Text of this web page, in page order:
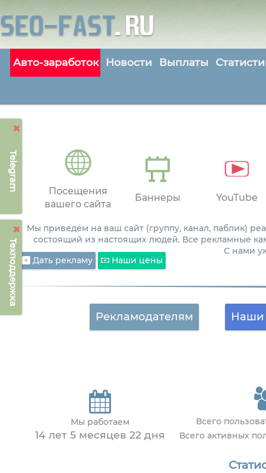
Telegram
Техподдержка
Авто-заработок Новости Выплаты
Посещения
вашего сайта
Баннеры YouTube
Мы приведём на ваш сайт (группу, канал, паблик)
состоящий из настоящих людей. Все рекламные
С нами
Дать рекламу
Наши цены
Рекламодателям Наши
Мы работаем
14 лет 5 месяцев 22 дня
Всего
Всего активных